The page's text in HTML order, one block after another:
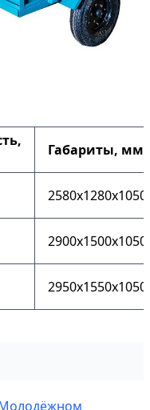
Габариты, мм
2580x1280x1050
2900x1500x1050
2950x1550x1050